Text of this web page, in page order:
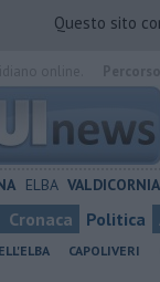
Questo sito
ELBA VALDICORNIA
Cronaca Politica
CAPOLIVERI